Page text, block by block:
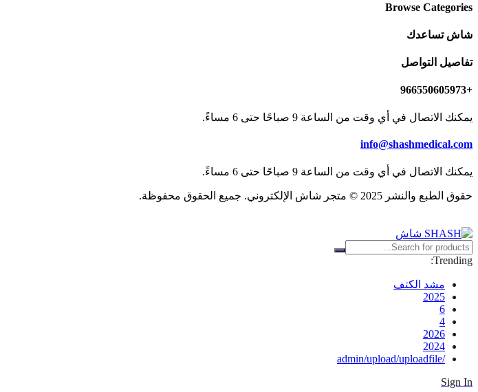
Browse Categories
شاش تساعدك
تفاصيل التواصل
+966550605973
يمكنك الاتصال في أي وقت من الساعة 9 صباحًا حتى 6 مساءً.
info@shashmedical.com
يمكنك الاتصال في أي وقت من الساعة 9 صباحًا حتى 6 مساءً.
حقوق الطبع والنشر 2025 © متجر شاش الإلكتروني. جميع الحقوق محفوظة.
Trending:
مشد الكتف
2025
6
4
2026
2024
/admin/upload/uploadfile
Sign In